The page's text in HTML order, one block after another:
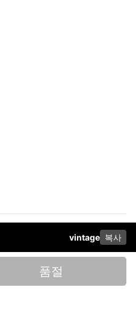
vintage 복사
품절
처리방침사업자 정보다운로드